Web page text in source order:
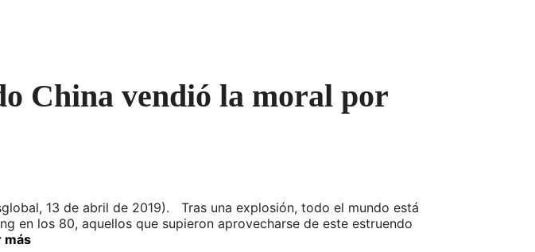
China vendió la moral por
13 de abril de 2019). Tras una explosión, todo el mundo está
en los 80, aquellos que supieron aprovecharse de este estruendo
más